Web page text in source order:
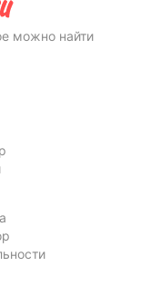
можно найти